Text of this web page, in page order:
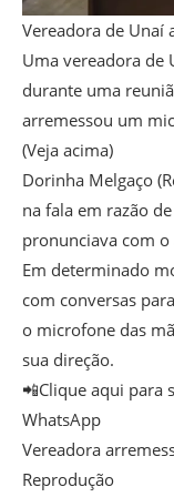
Vereadora de Unaí
Uma vereadora de
durante uma
arremessou um
(Veja acima)
Dorinha Melgaço
na fala em razão
pronunciava com o
Em determinado
com conversas
o microfone das
sua direção.
📲Clique aqui para
WhatsApp
Vereadora
Reprodução